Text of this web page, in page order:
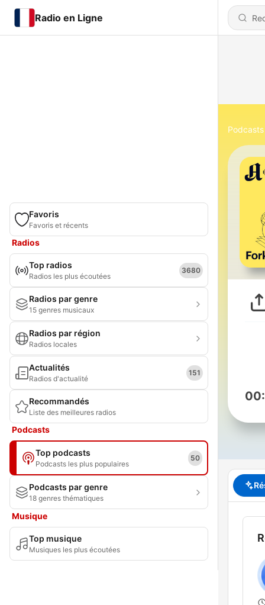
Radio en Ligne
Favoris
Favoris et récents
Radios
Top radios
Radios les plus écoutées
3680
Radios par genre
15 genres musicaux
Radios par région
Radios locales
Actualités
Radios d'actualité
151
Recommandés
Liste des meilleures radios
Podcasts
Top podcasts
Podcasts les plus populaires
50
Podcasts par genre
18 genres thématiques
Musique
Top musique
Musiques les plus écoutées
Podcasts